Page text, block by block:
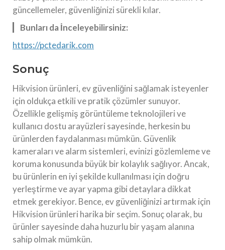
güncellemeler, güvenliğinizi sürekli kılar.
Bunları da İnceleyebilirsiniz:
https://pctedarik.com
Sonuç
Hikvision ürünleri, ev güvenliğini sağlamak isteyenler
için oldukça etkili ve pratik çözümler sunuyor.
Özellikle gelişmiş görüntüleme teknolojileri ve
kullanıcı dostu arayüzleri sayesinde, herkesin bu
ürünlerden faydalanması mümkün. Güvenlik
kameraları ve alarm sistemleri, evinizi gözlemleme ve
koruma konusunda büyük bir kolaylık sağlıyor. Ancak,
bu ürünlerin en iyi şekilde kullanılması için doğru
yerleştirme ve ayar yapma gibi detaylara dikkat
etmek gerekiyor. Bence, ev güvenliğinizi artırmak için
Hikvision ürünleri harika bir seçim. Sonuç olarak, bu
ürünler sayesinde daha huzurlu bir yaşam alanına
sahip olmak mümkün.